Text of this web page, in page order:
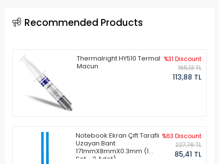
Recommended Products
Thermalright HY510 Termal
Macun
%31 Discount
165,13 TL
113,88 TL
Notebook Ekran Çift Taraflı
Uzayan Bant
171mmX8mmX0.3mm (1
Set - 2 Adet)
%63 Discount
227,76 TL
85,41 TL